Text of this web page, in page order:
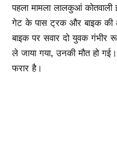
पहला मामला लालकुआं कोतवाली
गेट के पास ट्रक और बाइक की
बाइक पर सवार दो युवक गंभीर
ले जाया गया, उनकी मौत हो
फरार है।